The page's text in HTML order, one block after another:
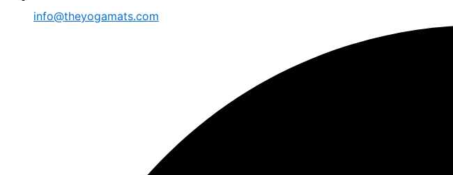
info@theyogamats.com